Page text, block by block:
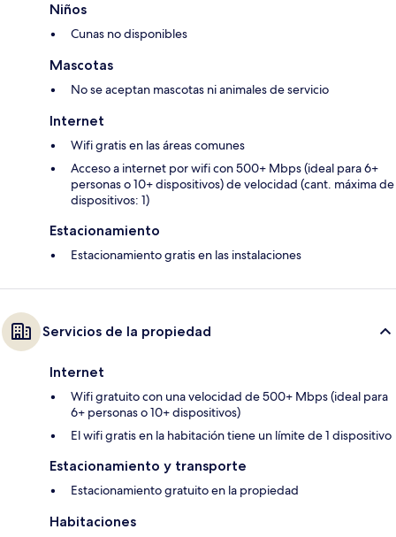
Niños
Cunas no disponibles
Mascotas
No se aceptan mascotas ni animales de servicio
Internet
Wifi gratis en las áreas comunes
Acceso a internet por wifi con 500+ Mbps (ideal para 6+
personas o 10+ dispositivos) de velocidad (cant. máxima de
dispositivos: 1)
Estacionamiento
Estacionamiento gratis en las instalaciones
Servicios de la propiedad
Internet
Wifi gratuito con una velocidad de 500+ Mbps (ideal para
6+ personas o 10+ dispositivos)
El wifi gratis en la habitación tiene un límite de 1 dispositivo
Estacionamiento y transporte
Estacionamiento gratuito en la propiedad
Habitaciones